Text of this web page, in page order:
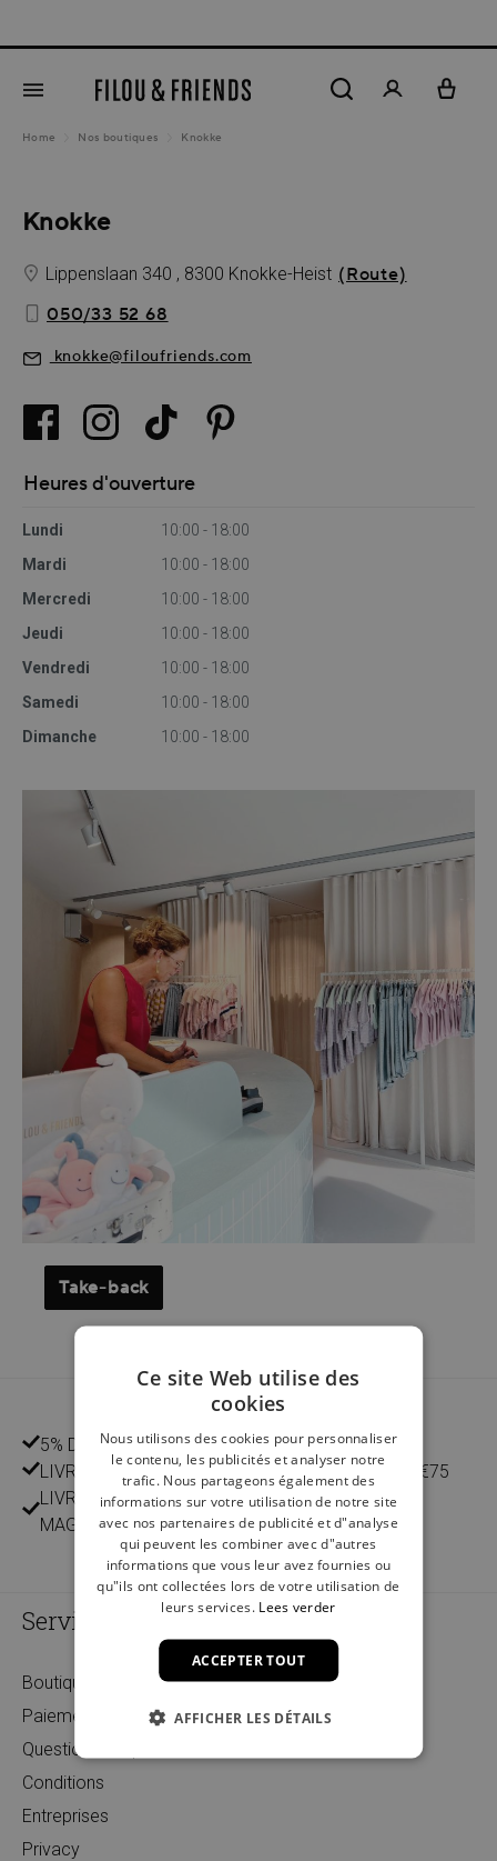
Home Nos boutiques Knokke
Knokke
Lippenslaan 340 , 8300 Knokke-Heist (Route)
050/33 52 68
knokke@filoufriends.com
Heures d'ouverture
Lundi
10:00 - 18:00
Mardi
10:00 - 18:00
Mercredi
10:00 - 18:00
Jeudi
10:00 - 18:00
Vendredi
10:00 - 18:00
Samedi
10:00 - 18:00
Dimanche
10:00 - 18:00
Take-back
5% DE REMISE POUR LES CLIENTS
LIVRAISON GRATUITE À DOMICILE À PARTIR DE €75
LIVRAISON ET RETOUR GRATUITS DANS NOS 14
MAGASINS
Service
Boutiques
Paiement
Questions fréquentes
Conditions
Entreprises
Privacy
Ce site Web utilise des
cookies
Nous utilisons des cookies pour personnaliser
le contenu, les publicités et analyser notre
trafic. Nous partageons également des
informations sur votre utilisation de notre site
avec nos partenaires de publicité et d"analyse
qui peuvent les combiner avec d"autres
informations que vous leur avez fournies ou
qu"ils ont collectées lors de votre utilisation de
leurs services. Lees verder
ACCEPTER TOUT
AFFICHER LES DÉTAILS